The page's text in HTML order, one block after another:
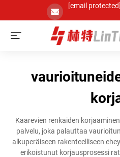
[email protected]
Kaarevien renkaiden
palvelu, joka palauttaa
alkuperäiseen rakenteelliseen
erikoistunut korjausprosessi